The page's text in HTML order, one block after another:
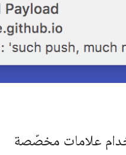
علامات مخصّصة